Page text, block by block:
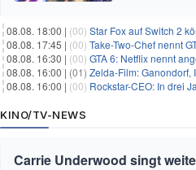
08.08. 18:00 | (00) Star Fox auf Switch 2
08.08. 17:45 | (00) Take-Two-Chef nennt
08.08. 16:30 | (00) GTA 6: Netflix nennt
08.08. 16:00 | (01) Zelda-Film: Ganondorf,
08.08. 16:00 | (00) Rockstar-CEO: In drei
KINO/TV-NEWS
Carrie Underwood singt